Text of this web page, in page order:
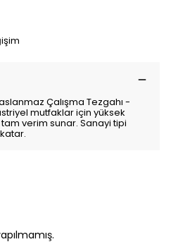
Çalışma Tezgahı -
mutfaklar için yüksek
verim sunar. Sanayi tipi